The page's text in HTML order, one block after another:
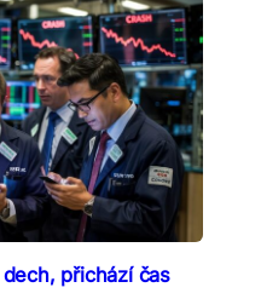
přichází čas